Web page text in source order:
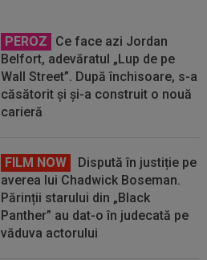
PEROZ
Ce face azi Jordan
Belfort, adevăratul „Lup de pe
Wall Street”. După închisoare, s-a
căsătorit și și-a construit o nouă
carieră
FILM NOW
Dispută în justiție pe
averea lui Chadwick Boseman.
Părinții starului din „Black
Panther” au dat-o în judecată pe
văduva actorului